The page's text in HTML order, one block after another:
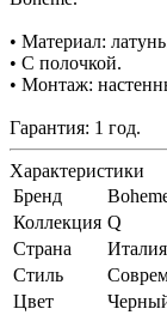
• Материал:
• С полочкой.
• Монтаж:
Гарантия: 1 год.
Характеристики
Бренд
Коллекция Q
Страна
Италия
Стиль
Цвет